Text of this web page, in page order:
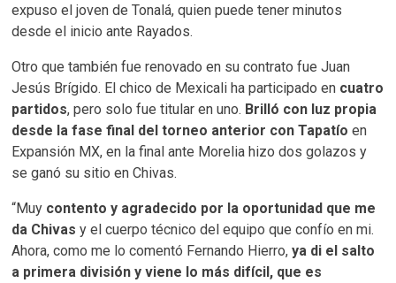
expuso el joven de Tonalá, quien puede tener minutos
desde el inicio ante Rayados.
Otro que también fue renovado en su contrato fue Juan
Jesús Brígido. El chico de Mexicali ha participado en cuatro
partidos, pero solo fue titular en uno. Brilló con luz propia
desde la fase final del torneo anterior con Tapatío en
Expansión MX, en la final ante Morelia hizo dos golazos y
se ganó su sitio en Chivas.
“Muy contento y agradecido por la oportunidad que me
da Chivas y el cuerpo técnico del equipo que confío en mi.
Ahora, como me lo comentó Fernando Hierro,ya di el salto
a primera división y viene lo más difícil, que es